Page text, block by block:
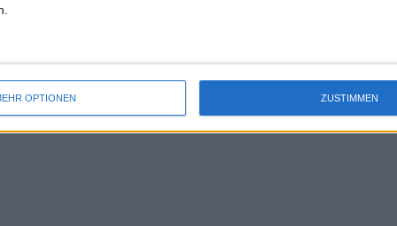
OPTIONEN ZUSTIMMEN
angeführt von
durch einen überzeugenden